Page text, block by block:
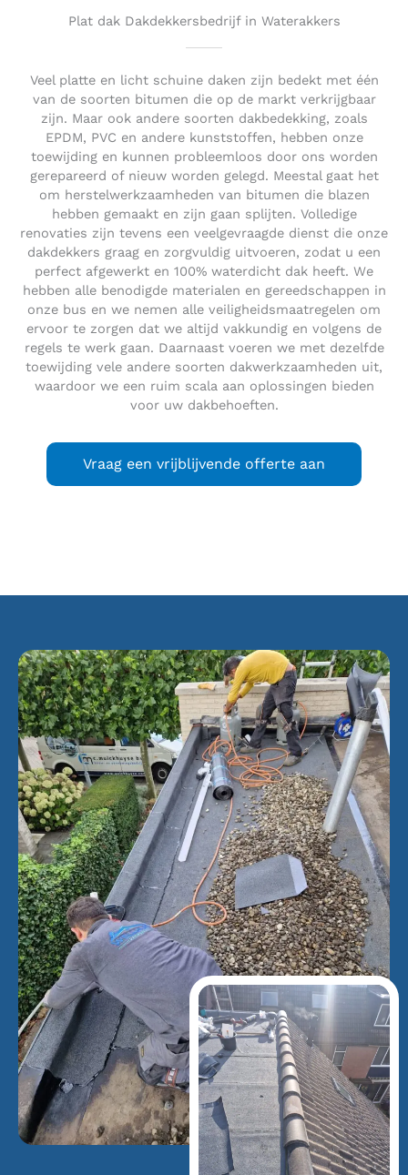
t
Plat dak Dakdekkersbedrijf in Waterakkers
Veel platte en licht schuine daken zijn bedekt met één
van de soorten bitumen die op de markt verkrijgbaar
zijn. Maar ook andere soorten dakbedekking, zoals
EPDM, PVC en andere kunststoffen, hebben onze
toewijding en kunnen probleemloos door ons worden
gerepareerd of nieuw worden gelegd. Meestal gaat het
om herstelwerkzaamheden van bitumen die blazen
hebben gemaakt en zijn gaan splijten. Volledige
renovaties zijn tevens een veelgevraagde dienst die onze
dakdekkers graag en zorgvuldig uitvoeren, zodat u een
perfect afgewerkt en 100% waterdicht dak heeft. We
hebben alle benodigde materialen en gereedschappen in
onze bus en we nemen alle veiligheidsmaatregelen om
ervoor te zorgen dat we altijd vakkundig en volgens de
regels te werk gaan. Daarnaast voeren we met dezelfde
toewijding vele andere soorten dakwerkzaamheden uit,
waardoor we een ruim scala aan oplossingen bieden
voor uw dakbehoeften.
Vraag een vrijblijvende offerte aan